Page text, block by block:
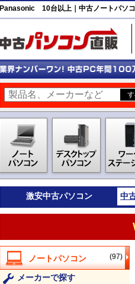
Panasonic 10台以上｜中古ノートパソ
激安中古パソコン 中
(97)
メーカーで探す